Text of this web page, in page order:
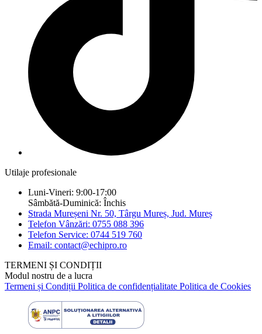
Utilaje profesionale
Luni-Vineri: 9:00-17:00
Sâmbătă-Duminică: Închis
Strada Mureșeni Nr. 50, Târgu Mureș, Jud. Mureș
Telefon Vânzări: 0755 088 396
Telefon Service: 0744 519 760
Email: contact@echipro.ro
TERMENI ȘI CONDIȚII
Modul nostru de a lucra
Termeni și Condiții Politica de confidențialitate Politica de Cookies